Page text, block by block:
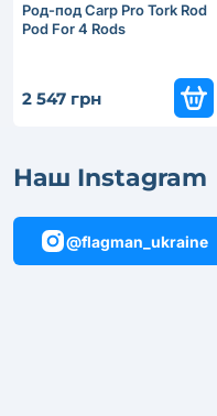
Род-под Carp Pro Tork Rod
Pod For 4 Rods
2 547 грн
Наш Instagram
@flagman_ukraine